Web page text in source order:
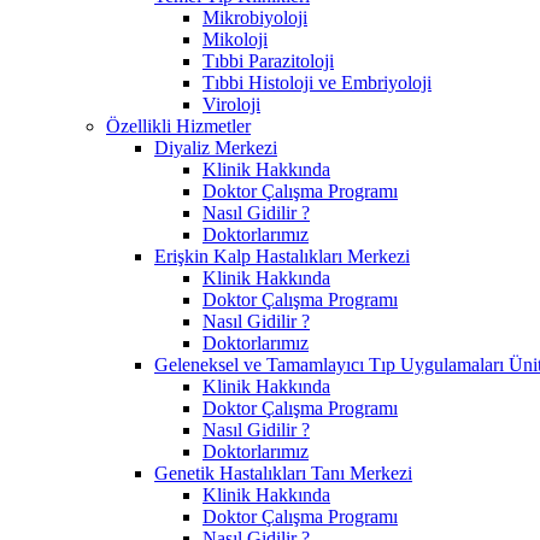
Mikrobiyoloji
Mikoloji
Tıbbi Parazitoloji
Tıbbi Histoloji ve Embriyoloji
Viroloji
Özellikli Hizmetler
Diyaliz Merkezi
Klinik Hakkında
Doktor Çalışma Programı
Nasıl Gidilir ?
Doktorlarımız
Erişkin Kalp Hastalıkları Merkezi
Klinik Hakkında
Doktor Çalışma Programı
Nasıl Gidilir ?
Doktorlarımız
Geleneksel ve Tamamlayıcı Tıp Uygulamaları
Klinik Hakkında
Doktor Çalışma Programı
Nasıl Gidilir ?
Doktorlarımız
Genetik Hastalıkları Tanı Merkezi
Klinik Hakkında
Doktor Çalışma Programı